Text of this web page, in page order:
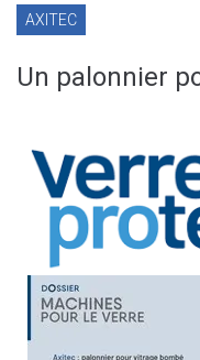
AXITEC
Un palonnier